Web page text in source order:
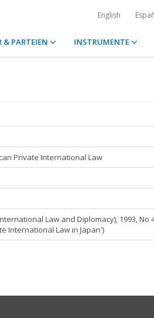
English
& PARTEIEN INSTRUMENTE
Private International Law
Law and Diplomacy), 1993, No
International Law in Japan')